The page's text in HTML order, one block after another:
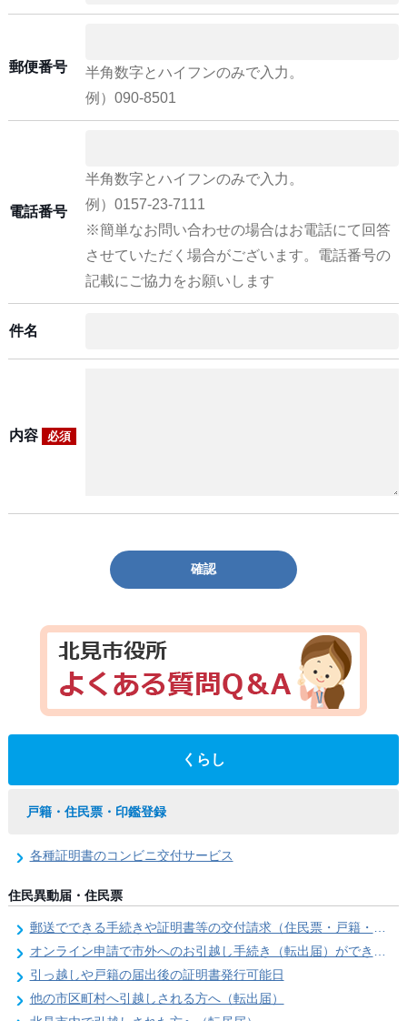
郵便番号
半角数字とハイフンのみで入力。
例）090-8501
電話番号
半角数字とハイフンのみで入力。
例）0157-23-7111
※簡単なお問い合わせの場合はお電話にて回答
させていただく場合がございます。電話番号の
記載にご協力をお願いします
件名
内容 必須
確認
くらし
戸籍・住民票・印鑑登録
各種証明書のコンビニ交付サービス
住民異動届・住民票
郵送でできる手続きや証明書等の交付請求（住民票・戸籍・国民年金関係）
オンライン申請で市外へのお引越し手続き（転出届）ができます
引っ越しや戸籍の届出後の証明書発行可能日
他の市区町村へ引越しされる方へ（転出届）